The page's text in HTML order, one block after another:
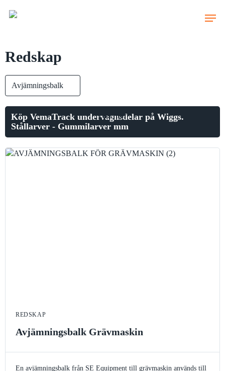
Redskap
Läs mer
Köp VemaTrack undervagnsdelar på Wiggs.
Stållarver - Gummilarver mm
REDSKAP
Avjämningsbalk Grävmaskin
En avjämningsbalk från SE Equipment till grävmaskin används till